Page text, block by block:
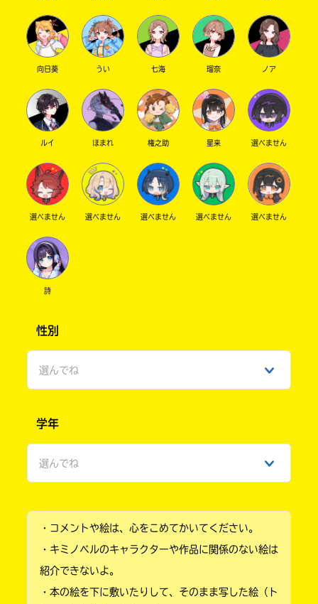
向日葵 うい 七海 瑠奈 ノア
ルイ ほまれ 権之助 星来 選べません
選べません 選べません 選べません 選べません 選べません
詩
性別
選んでね
ひみつ
学年
選んでね
小学2年
小学4年
・コメントや絵は、心をこめてかいてください。
・キミノベルのキャラクターや作品に関係のない絵は
紹介できないよ。
・本の絵を下に敷いたりして、そのまま写した絵（ト